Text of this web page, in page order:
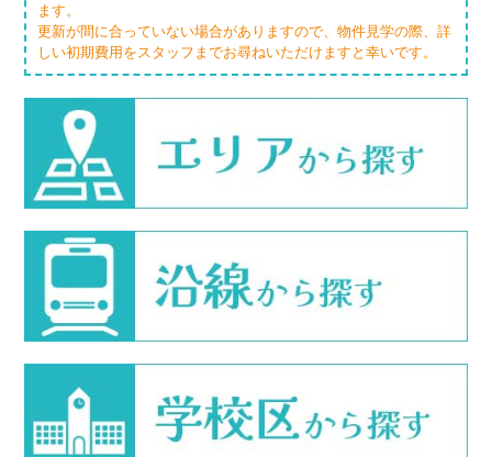
ます。
更新が間に合っていない場合がありますので、物件見学の際、詳
しい初期費用をスタッフまでお尋ねいただけますと幸いです。